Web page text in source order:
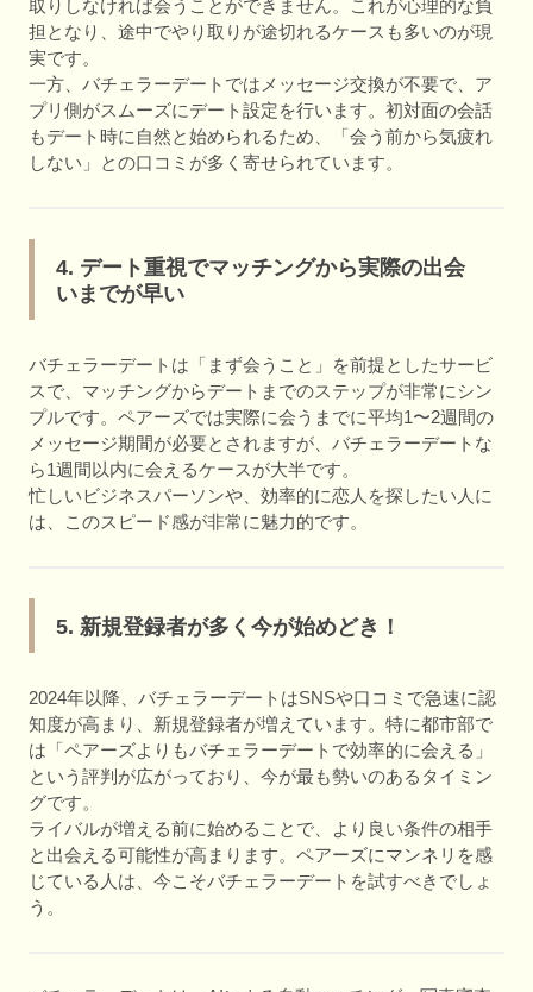
取りしなければ会うことができません。これが心理的な負
担となり、途中でやり取りが途切れるケースも多いのが現
実です。
一方、バチェラーデートではメッセージ交換が不要で、ア
プリ側がスムーズにデート設定を行います。初対面の会話
もデート時に自然と始められるため、「会う前から気疲れ
しない」との口コミが多く寄せられています。
4. デート重視でマッチングから実際の出会
いまでが早い
バチェラーデートは「まず会うこと」を前提としたサービ
スで、マッチングからデートまでのステップが非常にシン
プルです。ペアーズでは実際に会うまでに平均1〜2週間の
メッセージ期間が必要とされますが、バチェラーデートな
ら1週間以内に会えるケースが大半です。
忙しいビジネスパーソンや、効率的に恋人を探したい人に
は、このスピード感が非常に魅力的です。
5. 新規登録者が多く今が始めどき！
2024年以降、バチェラーデートはSNSや口コミで急速に認
知度が高まり、新規登録者が増えています。特に都市部で
は「ペアーズよりもバチェラーデートで効率的に会える」
という評判が広がっており、今が最も勢いのあるタイミン
グです。
ライバルが増える前に始めることで、より良い条件の相手
と出会える可能性が高まります。ペアーズにマンネリを感
じている人は、今こそバチェラーデートを試すべきでしょ
う。